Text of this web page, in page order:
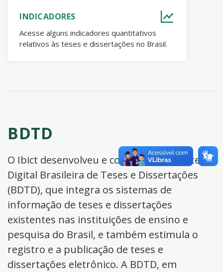
INDICADORES
Acesse alguns indicadores quantitativos
relativos às teses e dissertações no Brasil.
BDTD
O Ibict desenvolveu e coordena a Biblioteca
Digital Brasileira de Teses e Dissertações
(BDTD), que integra os sistemas de
informação de teses e dissertações
existentes nas instituições de ensino e
pesquisa do Brasil, e também estimula o
registro e a publicação de teses e
dissertações eletrônico. A BDTD, em